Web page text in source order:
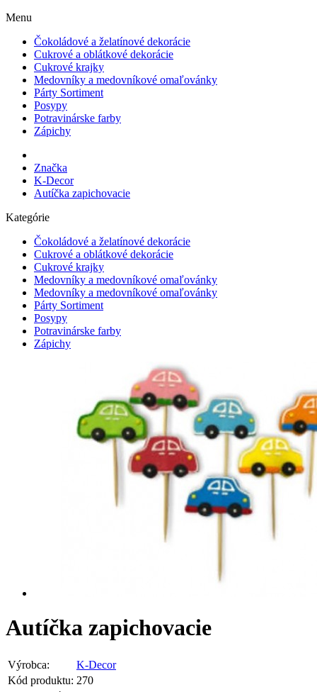
Menu
Čokoládové a želatínové dekorácie
Cukrové a oblátkové dekorácie
Cukrové krajky
Medovníky a medovníkové omaľovánky
Párty Sortiment
Posypy
Potravinárske farby
Zápichy
Značka
K-Decor
Autíčka zapichovacie
Kategórie
Čokoládové a želatínové dekorácie
Cukrové a oblátkové dekorácie
Cukrové krajky
Medovníky a medovníkové omaľovánky
Medovníky a medovníkové omaľovánky
Párty Sortiment
Posypy
Potravinárske farby
Zápichy
Autíčka zapichovacie
Výrobca:
K-Decor
Kód produktu: 270